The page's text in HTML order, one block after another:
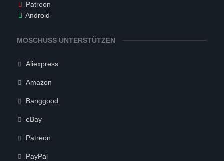
Patreon
Android
MOSCHUSS UNTERSTÜTZEN
Aliexpress
Amazon
Banggood
eBay
Patreon
PayPal